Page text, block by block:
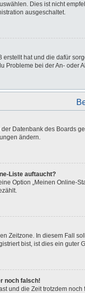
Dies ist nicht
ausgeschaltet.
erstellt hat und die dafür
bei der An- oder
Datenbank des Boards
ändern.
Liste auftaucht?
Option „Meinen Online-
Zeitzone. In diesem Fall
bist, ist dies ein guter
noch falsch!
und die Zeit trotzdem